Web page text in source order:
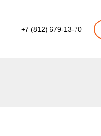
+7 (812) 679-13-70